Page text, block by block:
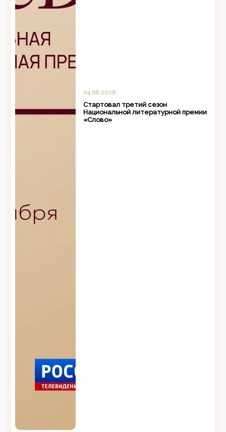
04.08.2026
Стартовал третий сезон
Национальной литературной премии
«Слово»